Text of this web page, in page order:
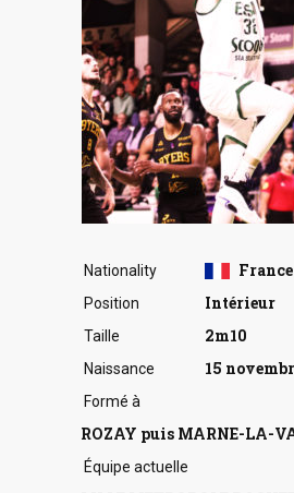
Nationality France
Position Intérieur
Taille 2m10
Naissance 15
Formé à
ROZAY puis MARNE-LA-
Équipe actuelle